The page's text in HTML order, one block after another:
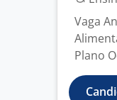
Vaga
Plano